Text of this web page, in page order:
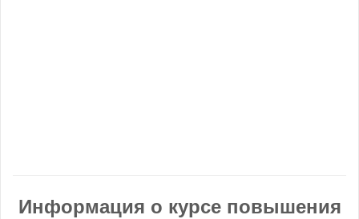
Информация о курсе повышения